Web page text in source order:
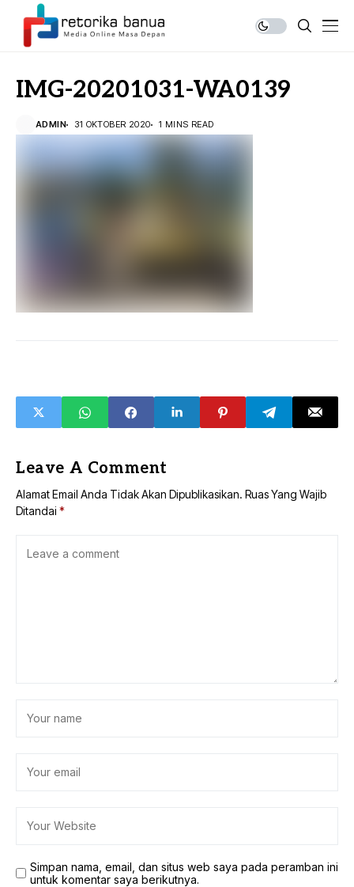
IMG-20201031-WA0139
ADMIN 31 OKTOBER 2020 1 MINS READ
Leave A Comment
Alamat Email Anda Tidak Akan Dipublikasikan. Ruas Yang Wajib
Ditandai *
Simpan nama, email, dan situs web saya pada peramban ini
untuk komentar saya berikutnya.